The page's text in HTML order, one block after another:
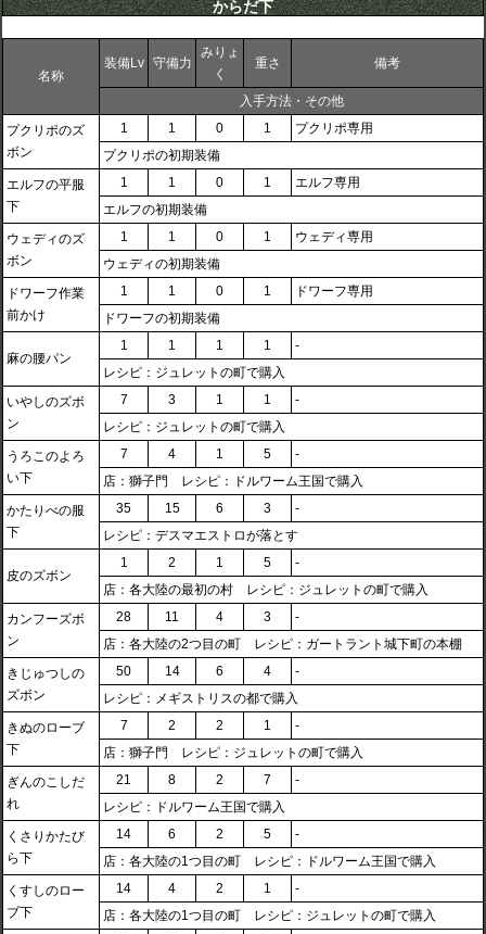
からだ下
名称
装備Lv 守備力
みりょ
く
重さ 備考
入手方法・その他
プクリポのズ
ボン
1 1 0 1
プクリポ専用
プクリポの初期装備
エルフの平服
下
1 1 0 1
エルフ専用
エルフの初期装備
ウェディのズ
ボン
1 1 0 1
ウェディ専用
ウェディの初期装備
ドワーフ作業
前かけ
1 1 0 1
ドワーフ専用
ドワーフの初期装備
麻の腰パン
1 1 1 1
-
レシピ：ジュレットの町で購入
いやしのズボ
ン
7 3 1 1
-
レシピ：ジュレットの町で購入
うろこのよろ
い下
7 4 1 5
-
店：獅子門 レシピ：ドルワーム王国で購入
かたりべの服
下
35 15 6 3
-
レシピ：デスマエストロが落とす
皮のズボン
1 2 1 5
-
店：各大陸の最初の村 レシピ：ジュレットの町で購入
カンフーズボ
ン
28 11 4 3
-
店：各大陸の2つ目の町 レシピ：ガートラント城下町の本棚
きじゅつしの
ズボン
50 14 6 4
-
レシピ：メギストリスの都で購入
きぬのローブ
下
7 2 2 1
-
店：獅子門 レシピ：ジュレットの町で購入
ぎんのこしだ
れ
21 8 2 7
-
レシピ：ドルワーム王国で購入
くさりかたび
ら下
14 6 2 5
-
店：各大陸の1つ目の町 レシピ：ドルワーム王国で購入
くすしのロー
ブ下
14 4 2 1
-
店：各大陸の1つ目の町 レシピ：ジュレットの町で購入